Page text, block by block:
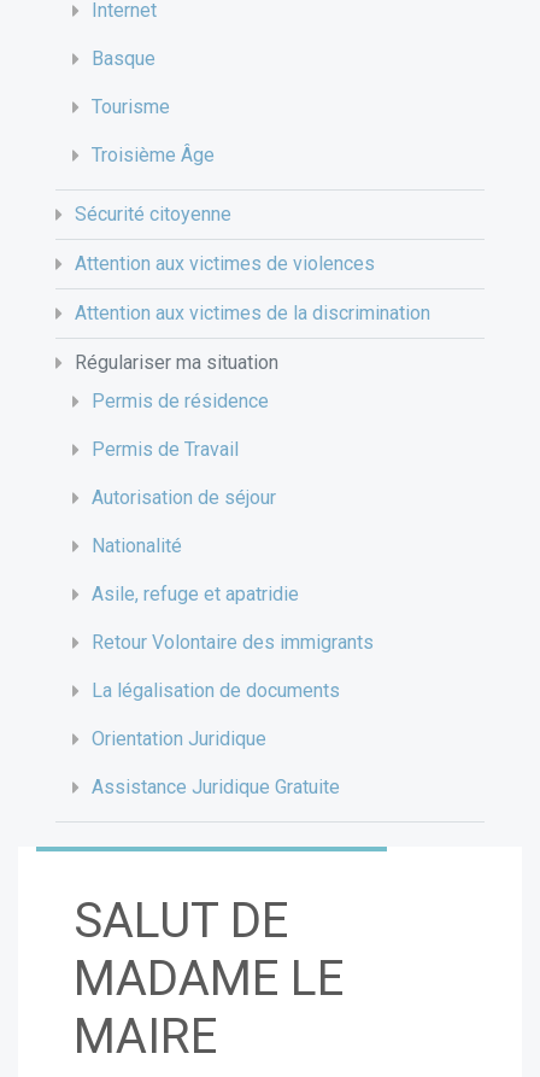
Internet
Basque
Tourisme
Troisième Âge
Sécurité citoyenne
Attention aux victimes de violences
Attention aux victimes de la discrimination
Régulariser ma situation
Permis de résidence
Permis de Travail
Autorisation de séjour
Nationalité
Asile, refuge et apatridie
Retour Volontaire des immigrants
La légalisation de documents
Orientation Juridique
Assistance Juridique Gratuite
SALUT DE
MADAME LE
MAIRE